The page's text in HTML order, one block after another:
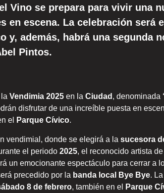
Vino se prepara para vivir una
en escena. La celebración será
y, además, habrá una segunda
Pintos.
Vendimia 2025 en la Ciudad , denominada
disfrutar de una increíble puesta en
el Parque Cívico.
vendimial, donde se elegirá a la sucesora
el periodo 2025, el reconocido artista
un emocionante espectáculo para cerrar a
precedido por la banda local Bye Bye.
8 de febrero, también en el Parque